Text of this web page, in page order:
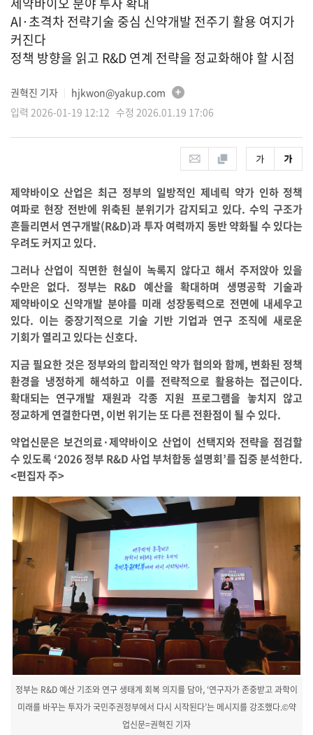
AI·초격차 전략기술 중심 신약개발 전주기 활용 여지가
커진다
정책 방향을 읽고 R&D 연계 전략을 정교화해야 할 시점
권혁진 기자
hjkwon@yakup.com
입력 2026-01-19 12:12 수정 2026.01.19 17:06
제약바이오 산업은 최근 정부의 일방적인 제네릭 약가 인하 정책
여파로 현장 전반에 위축된 분위기가 감지되고 있다. 수익 구조가
흔들리면서 연구개발(R&D)과 투자 여력까지 동반 약화될 수 있다는
우려도 커지고 있다.
그러나 산업이 직면한 현실이 녹록지 않다고 해서 주저앉아 있을
수만은 없다. 정부는 R&D 예산을 확대하며 생명공학 기술과
제약바이오 신약개발 분야를 미래 성장동력으로 전면에 내세우고
있다. 이는 중장기적으로 기술 기반 기업과 연구 조직에 새로운
기회가 열리고 있다는 신호다.
지금 필요한 것은 정부와의 합리적인 약가 협의와 함께, 변화된 정책
환경을 냉정하게 해석하고 이를 전략적으로 활용하는 접근이다.
확대되는 연구개발 재원과 각종 지원 프로그램을 놓치지 않고
정교하게 연결한다면, 이번 위기는 또 다른 전환점이 될 수 있다.
약업신문은 보건의료·제약바이오 산업이 선택지와 전략을 점검할
수 있도록 ‘2026 정부 R&D 사업 부처합동 설명회’를 집중 분석한다.
<편집자 주>
정부는 R&D 예산 기조와 연구 생태계 회복 의지를 담아, ‘연구자가 존중받고 과학이
미래를 바꾸는 투자가 국민주권정부에서 다시 시작된다’는 메시지를 강조했다.©약
업신문=권혁진 기자